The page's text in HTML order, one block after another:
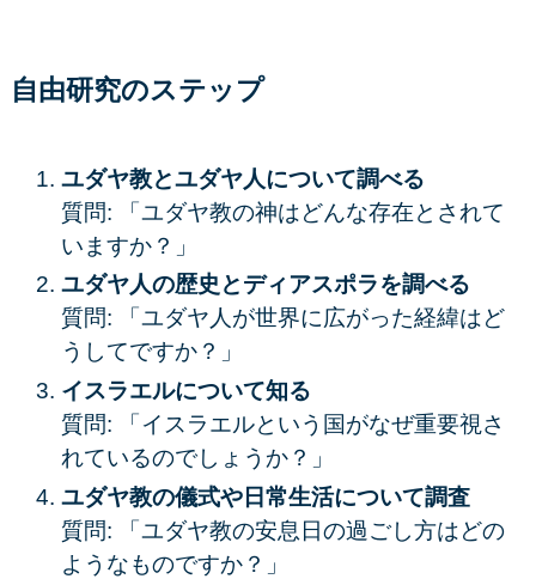
自由研究のステップ
ユダヤ教とユダヤ人について調べる
質問: 「ユダヤ教の神はどんな存在とされて
いますか？」
ユダヤ人の歴史とディアスポラを調べる
質問: 「ユダヤ人が世界に広がった経緯はど
うしてですか？」
イスラエルについて知る
質問: 「イスラエルという国がなぜ重要視さ
れているのでしょうか？」
ユダヤ教の儀式や日常生活について調査
質問: 「ユダヤ教の安息日の過ごし方はどの
ようなものですか？」